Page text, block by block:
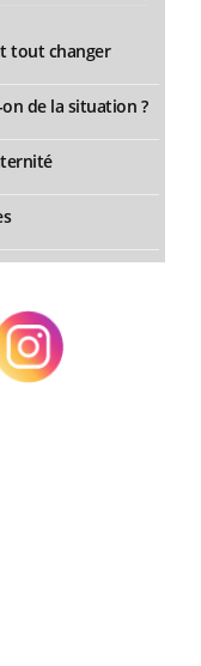
tout changer
de la situation ?